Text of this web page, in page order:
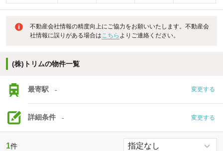
不動産会社情報の精度向上にご協力をお願いいたします。不動産会
社情報に誤りがある場合はこちら よりご連絡ください。
(株)トリムの物件一覧
最寄駅 - 変更する
詳細条件 - 変更する
1件